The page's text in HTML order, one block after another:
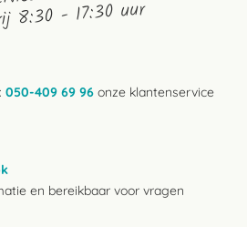
8:30 - 17:30 uur
050-409 69 96 onze klantenservice
en bereikbaar voor vragen